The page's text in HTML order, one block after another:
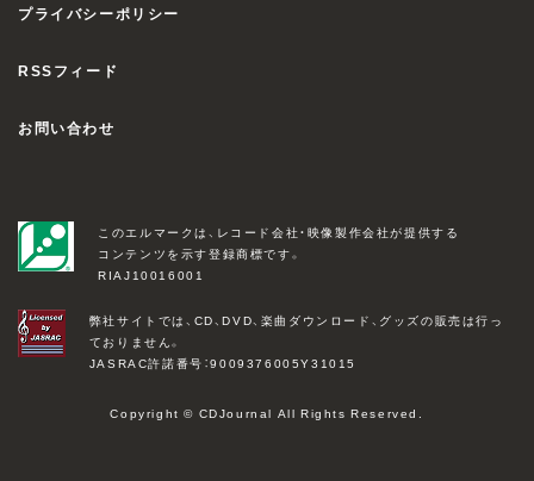
プライバシーポリシー
RSSフィード
お問い合わせ
このエルマークは、レコード会社・映像製作会社が提供する
コンテンツを示す登録商標です。
RIAJ10016001
弊社サイトでは、CD、DVD、楽曲ダウンロード、グッズの販売は行っ
ておりません。
JASRAC許諾番号：9009376005Y31015
Copyright © CDJournal All Rights Reserved.